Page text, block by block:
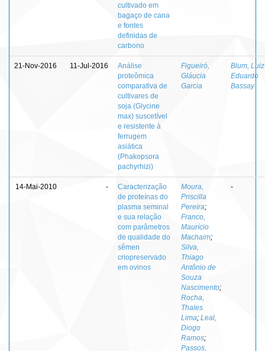
cultivado em
bagaço de cana
e fontes
definidas de
carbono
21-Nov-2016 11-Jul-2016
Análise
proteômica
comparativa de
cultivares de
soja (Glycine
max) suscetível
e resistente à
ferrugem
asiática
(Phakopsora
pachyrhizi)
Figueiró,
Gláucia
Garcia
Blum, Luiz
Eduardo
Bassay
14-Mai-2010 -
Caracterização
de proteínas do
plasma seminal
e sua relação
com parâmetros
de qualidade do
sêmen
criopreservado
em ovinos
Moura,
Priscilla
Pereira;
Franco,
Maurício
Machaim;
Silva,
Thiago
Antônio de
Souza
Nascimento;
Rocha,
Thales
Lima; Leal,
Diogo
Ramos;
Passos,
-